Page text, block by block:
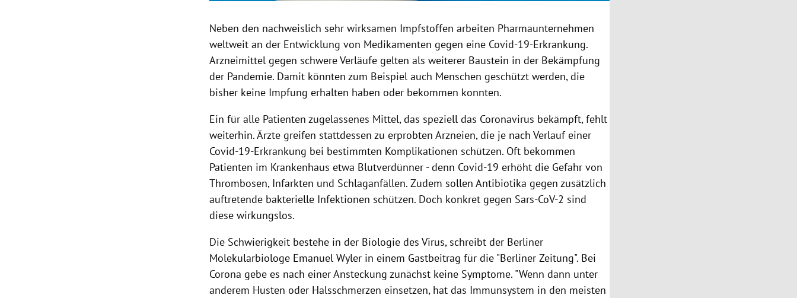
Neben den nachweislich sehr wirksamen Impfstoffen arbeiten Pharmaunternehmen
weltweit an der Entwicklung von Medikamenten gegen eine Covid-19-Erkrankung.
Arzneimittel gegen schwere Verläufe gelten als weiterer Baustein in der Bekämpfung
der Pandemie. Damit könnten zum Beispiel auch Menschen geschützt werden, die
bisher keine Impfung erhalten haben oder bekommen konnten.
Ein für alle Patienten zugelassenes Mittel, das speziell das Coronavirus bekämpft, fehlt
weiterhin. Ärzte greifen stattdessen zu erprobten Arzneien, die je nach Verlauf einer
Covid-19-Erkrankung bei bestimmten Komplikationen schützen. Oft bekommen
Patienten im Krankenhaus etwa Blutverdünner - denn Covid-19 erhöht die Gefahr von
Thrombosen, Infarkten und Schlaganfällen. Zudem sollen Antibiotika gegen zusätzlich
auftretende bakterielle Infektionen schützen. Doch konkret gegen Sars-CoV-2 sind
diese wirkungslos.
Die Schwierigkeit bestehe in der Biologie des Virus, schreibt der Berliner
Molekularbiologe Emanuel Wyler in einem Gastbeitrag für die "Berliner Zeitung". Bei
Corona gebe es nach einer Ansteckung zunächst keine Symptome. "Wenn dann unter
anderem Husten oder Halsschmerzen einsetzen, hat das Immunsystem in den meisten